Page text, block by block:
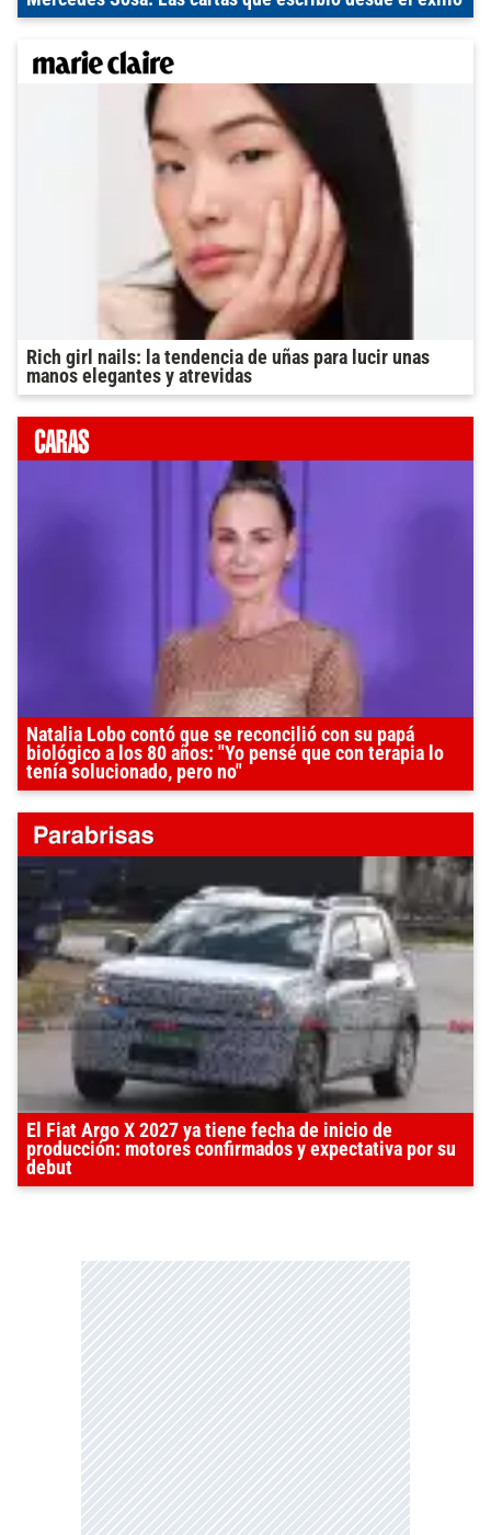
Rich girl nails: la tendencia de uñas para lucir unas
manos elegantes y atrevidas
Natalia Lobo contó que se reconcilió con su papá
biológico a los 80 años: "Yo pensé que con terapia lo
tenía solucionado, pero no"
El Fiat Argo X 2027 ya tiene fecha de inicio de
producción: motores confirmados y expectativa por su
debut